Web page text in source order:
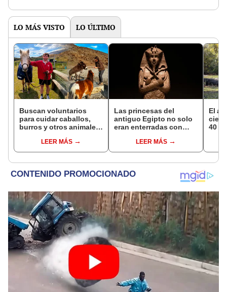
LO MÁS VISTO LO ÚLTIMO
Buscan voluntarios
para cuidar caballos,
burros y otros animales
Zelanda: ofrecerán
alojamiento gratis
LEER MÁS
Las princesas del
antiguo Egipto no solo
eran enterradas con
por qué también había
arcos, flechas y dagas
LEER MÁS
El
40
asno
vida